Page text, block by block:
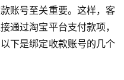
账号至关重要。这样，客
通过淘宝平台支付款项，
下是绑定收款账号的几个